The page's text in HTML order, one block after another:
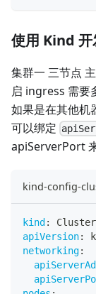
使用 Kind
集群一 三节点
启 ingress 需要
如果是在其他机
可以绑定
apiServerPort
kind-config-
kind :
Cluster
apiVersion:
networking: